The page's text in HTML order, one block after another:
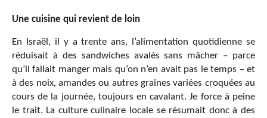
Une cuisine qui revient de loin
En Israël, il y a trente ans, l’alimentation quotidienne se
réduisait à des sandwiches avalés sans mâcher – parce
qu’il fallait manger mais qu’on n’en avait pas le temps – et
à des noix, amandes ou autres graines variées croquées au
cours de la journée, toujours en cavalant. Je force à peine
le trait. La culture culinaire locale se résumait donc à des